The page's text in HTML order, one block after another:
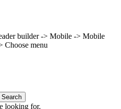
builder -> Mobile -> Mobile
Choose menu
Search
looking for.